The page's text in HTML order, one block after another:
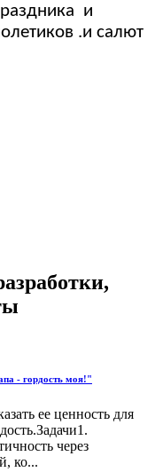
и
.и салют
- гордость моя!"
ее ценность для
через
ко...